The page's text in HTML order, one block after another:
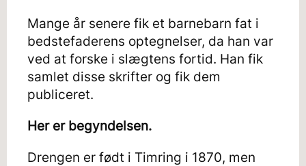
Mange år senere fik et barnebarn fat i
bedstefaderens optegnelser, da han var
ved at forske i slægtens fortid. Han fik
samlet disse skrifter og fik dem
publiceret.
Her er begyndelsen.
Drengen er født i Timring i 1870, men